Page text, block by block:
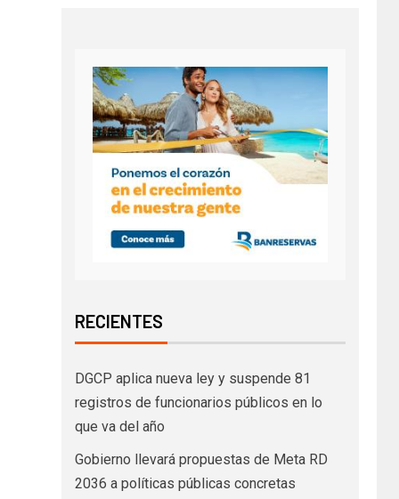
RECIENTES
DGCP aplica nueva ley y suspende 81
registros de funcionarios públicos en lo
que va del año
Gobierno llevará propuestas de Meta RD
2036 a políticas públicas concretas